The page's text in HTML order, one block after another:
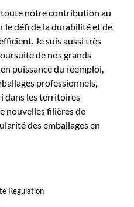
notre contribution au
le défi de la durabilité et de
Je suis aussi très
de nos grands
puissance du réemploi,
professionnels,
dans les territoires
nouvelles filières de
des emballages en
Regulation